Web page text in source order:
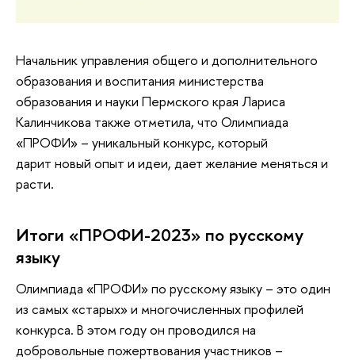
Начальник управления общего и дополнительного
образования и воспитания министерства
образования и науки Пермского края Лариса
Калинчикова также отметила, что Олимпиада
«ПРОФИ» – уникальный конкурс, который
дарит новый опыт и идеи, дает желание меняться и
расти.
Итоги «ПРОФИ-2023» по русскому
языку
Олимпиада «ПРОФИ» по русскому языку – это один
из самых «старых» и многочисленных профилей
конкурса. В этом году он проводился на
добровольные пожертвования участников –